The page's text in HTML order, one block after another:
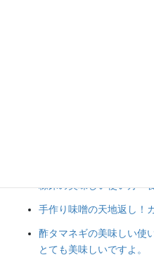
糠床の美味しい使い方・
手作り味噌の天地返し！
酢タマネギの美味しい使
とても美味しいですよ。